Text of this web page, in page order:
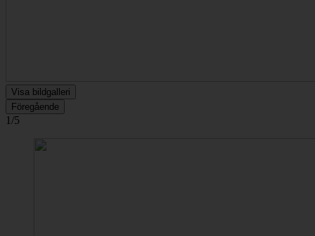
Visa bildgalleri
Föregående
1/5